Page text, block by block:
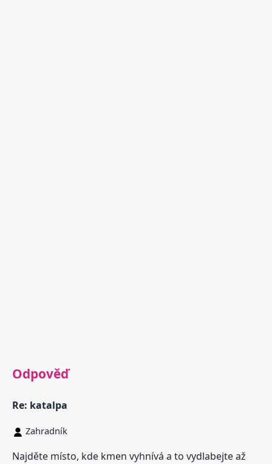
Odpověď
Re: katalpa
Zahradník
Najděte místo, kde kmen vyhnívá a to vydlabejte až